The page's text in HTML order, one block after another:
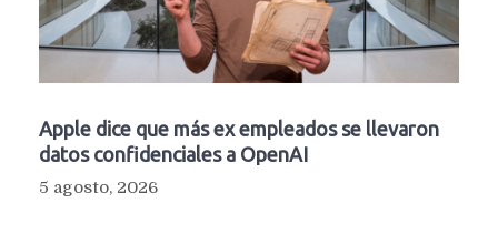
Apple dice que más ex empleados se llevaron
datos confidenciales a OpenAI
5 agosto, 2026